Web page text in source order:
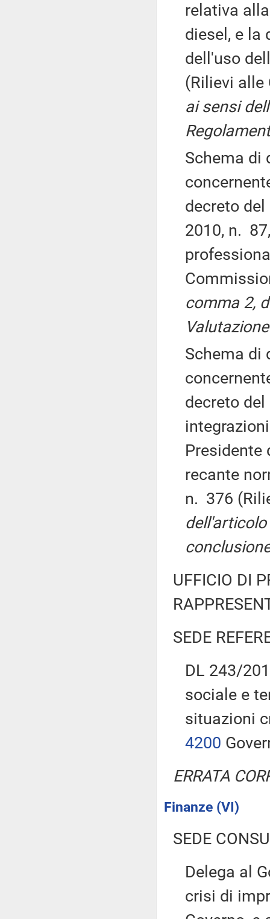
relativa
diesel, e la
dell'uso
(Rilievi
ai sensi
Schema di
decreto
2010, n.
comma 2,
Schema di
decreto
Presidente
recante
n. 376
dell'articolo
UFFICIO DI
SEDE
DL 243/
sociale e
situazioni
4200
ERRATA
Finanze (VI)
SEDE
Delega al
crisi di